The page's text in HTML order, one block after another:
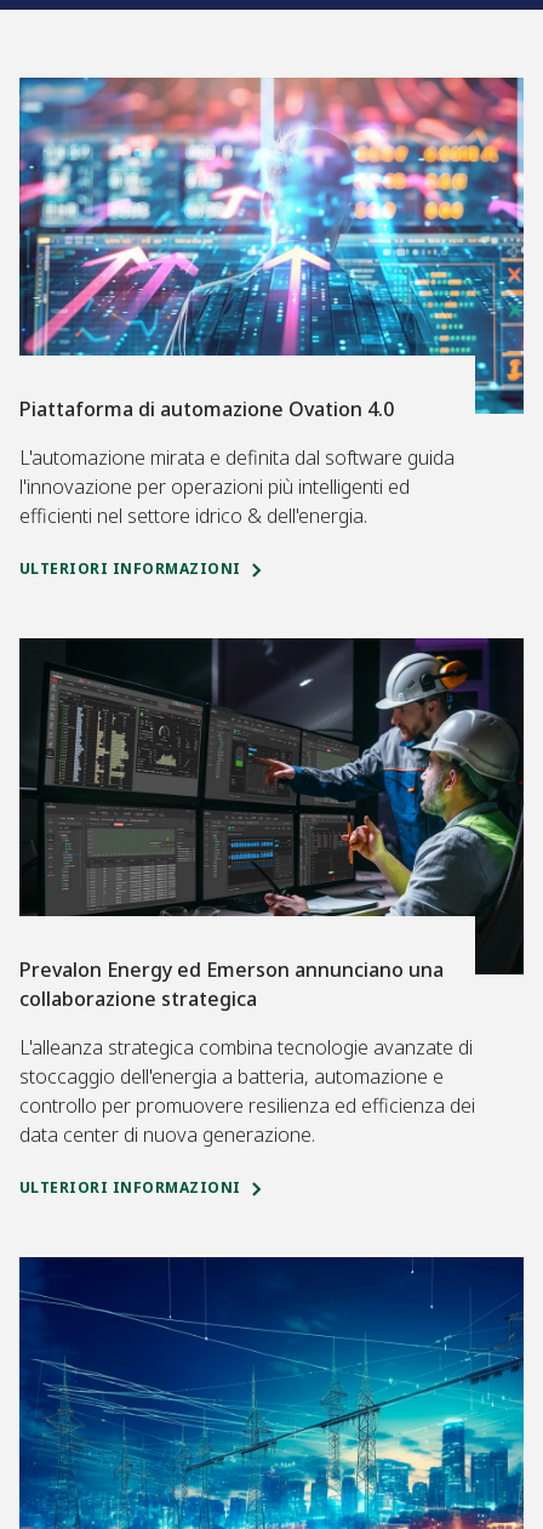
Piattaforma di automazione Ovation 4.0
L'automazione mirata e definita dal software guida
l'innovazione per operazioni più intelligenti ed
efficienti nel settore idrico & dell'energia.
ULTERIORI INFORMAZIONI
Prevalon Energy ed Emerson annunciano una
collaborazione strategica
L'alleanza strategica combina tecnologie avanzate di
stoccaggio dell'energia a batteria, automazione e
controllo per promuovere resilienza ed efficienza dei
data center di nuova generazione.
ULTERIORI INFORMAZIONI